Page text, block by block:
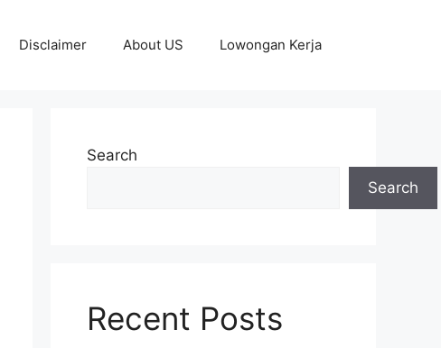
Disclaimer About US Lowongan Kerja
Search
Search
Recent Posts